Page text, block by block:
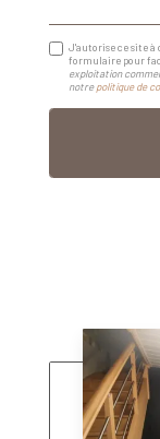
J'autorise ce site à
formulaire pour
exploitation
notrepolitique de